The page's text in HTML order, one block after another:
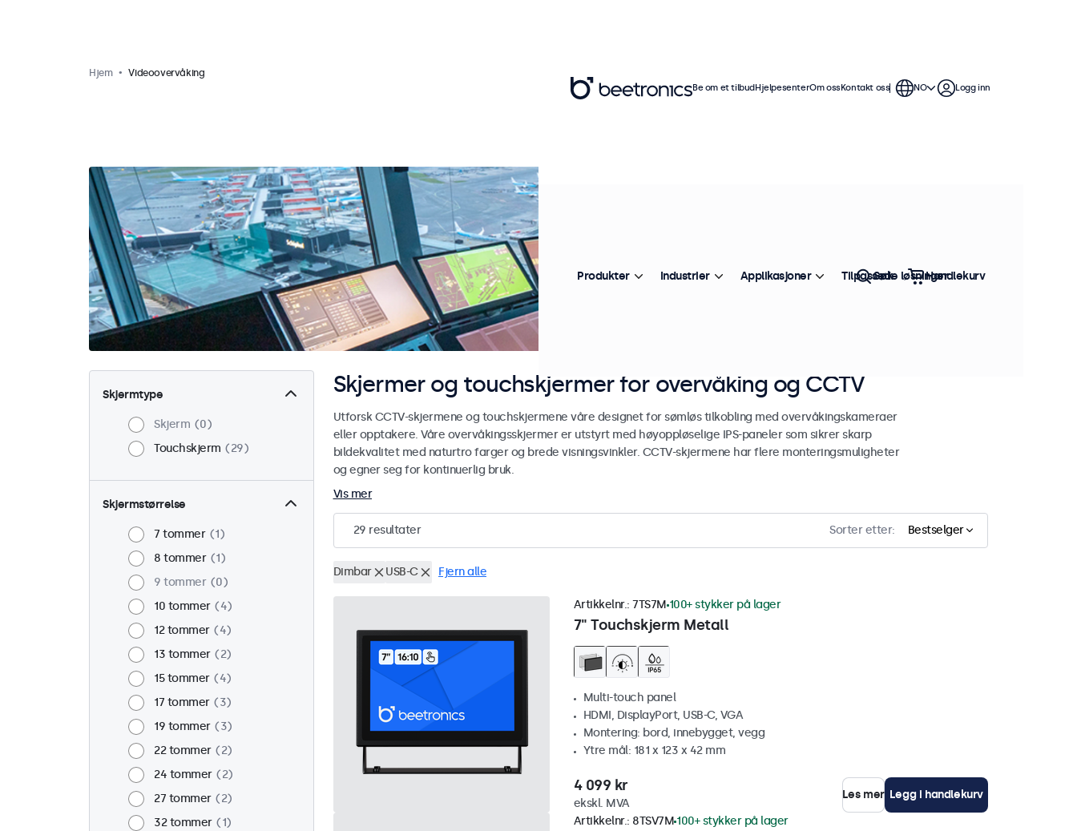
Hjem Videoovervåking
Skjermtype
Skjerm
0
Touchskjerm
29
Skjermstørrelse
7 tommer
1
8 tommer
1
9 tommer
0
10 tommer
4
12 tommer
4
13 tommer
2
15 tommer
4
17 tommer
3
19 tommer
3
22 tommer
2
24 tommer
2
27 tommer
2
32 tommer
1
Skjermer og touchskjermer for overvåking og CCTV
Utforsk CCTV-skjermene og touchskjermene våre designet for sømløs tilkobling med overvåkingskameraer
eller opptakere. Våre overvåkingsskjermer er utstyrt med høyoppløselige IPS-paneler som sikrer skarp
bildekvalitet med naturtro farger og brede visningsvinkler. CCTV-skjermene har flere monteringsmuligheter
og egner seg for kontinuerlig bruk.
Vis mer
29 resultater Sorter etter: Bestselger
Dimbar USB-C Fjern alle
7" Touchskjerm Metall
Artikkelnr.: 7TS7M 100+ stykker på lager
Multi-touch panel
HDMI, DisplayPort, USB-C, VGA
Montering: bord, innebygget, vegg
Ytre mål: 181 x 123 x 42 mm
4 099 kr
ekskl. MVA
Les mer Legg i handlekurv
Artikkelnr.: 8TSV7M 100+ stykker på lager
Be om et tilbudHjelpesenterOm ossKontakt oss NO Logg inn
Produkter Industrier Applikasjoner Tilpassede løsninger
Søk Handlekurv